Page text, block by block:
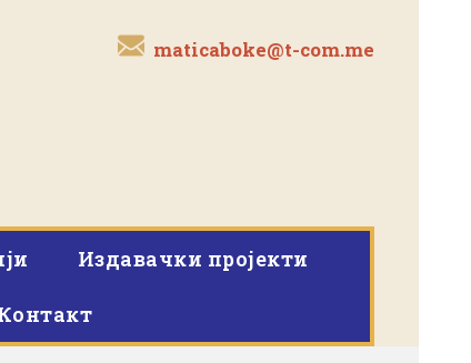
maticaboke@t-com.me
Издавачки пројекти